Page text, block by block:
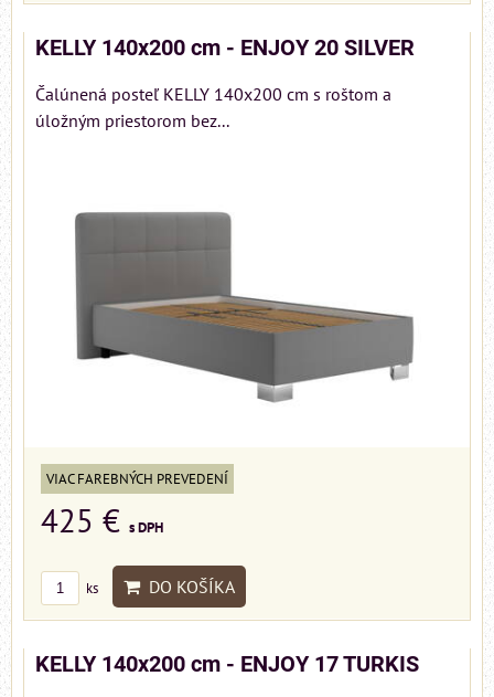
KELLY 140x200 cm - ENJOY 20 SILVER
Čalúnená posteľ KELLY 140x200 cm s roštom a
úložným priestorom bez...
VIAC FAREBNÝCH PREVEDENÍ
425 € s DPH
ks DO KOŠÍKA
KELLY 140x200 cm - ENJOY 17 TURKIS